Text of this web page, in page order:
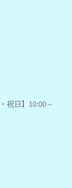
祝日】10:00～